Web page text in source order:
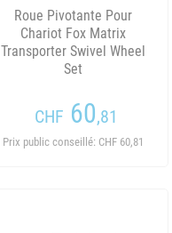
Roue Pivotante Pour
Chariot Fox Matrix
Transporter Swivel Wheel
Set
CHF 60,81
Prix public conseillé: CHF 60,81